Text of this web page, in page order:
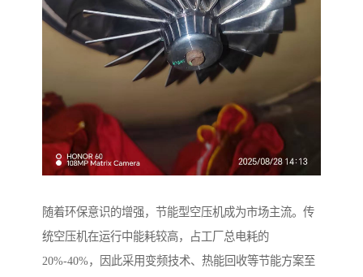
随着环保意识的增强，节能型空压机成为市场主流。传
统空压机在运行中能耗较高，占工厂总电耗的
20%-40%，因此采用变频技术、热能回收等节能方案至